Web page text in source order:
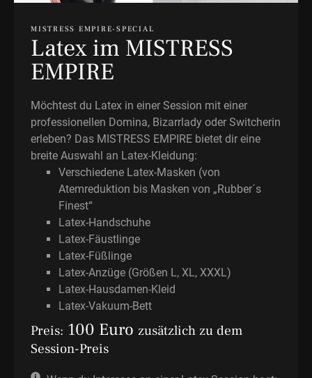
MISTRESS EMPIRE-SPECIAL
Latex im MISTRESS
EMPIRE
Möchtest du Latex in einer Session mit einer
professionellen Domina, Bizarrlady oder Switcherin
erleben? Das MISTRESS EMPIRE bietet dir eine
breite Auswahl an Latex-Kleidung:
Verschiedene Latex-Masken (von
Atemreduktion bis Masken von „Rubber´s
Finest“
Latex-Handschuhe
Latex-Fäustlinge
Latex-Füßlinge
Latex-Anzüge (Größen L, XL, XXXL)
Latex-Hausdamen-Kleid
Latex-Vakuum-Bett
Preis: 100 Euro zusätzlich zu dem
Session-Preis